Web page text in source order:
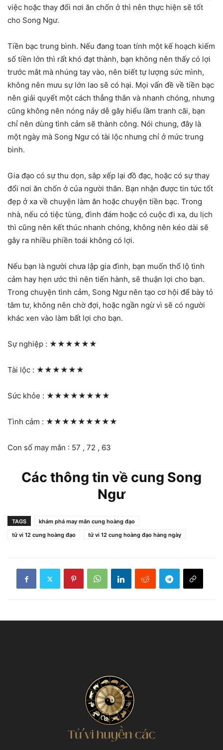
việc hoặc thay đổi nơi ăn chốn ở thì nên thực hiện sẽ tốt
cho Song Ngư.
Tiền bạc trung bình. Nếu đang toan tính một kế hoạch kiếm
số tiền lớn thì rất khó đạt thành, bạn không nên thấy có lợi
trước mắt mà nhúng tay vào, nên biết tự lượng sức mình,
không nên mưu sự lớn lao sẽ có hại. Mọi vấn đề về tiền bạc
nên giải quyết một cách thẳng thắn và nhanh chóng, nhưng
cũng không nên nóng nảy dễ gây hiểu lầm tranh cãi, bạn
chỉ nên dùng tình cảm sẽ thành công. Nói chung, đây là
một ngày mà Song Ngư có tài lộc nhưng chỉ ở mức trung
bình.
Gia đạo có sự thu dọn, sắp xếp lại đồ đạc, hoặc có sự thay
đổi nơi ăn chốn ở của người thân. Bạn nhận được tin tức tốt
đẹp ở xa về chuyện làm ăn hoặc chuyện tiền bạc. Trong
nhà, nếu có tiệc tùng, đình đám hoặc có cuộc đi xa, du lịch
thì cũng nên kết thúc nhanh chóng, không nên kéo dài sẽ
gây ra nhiều phiền toái không có lợi.
Nếu bạn là người chưa lập gia đình, bạn muốn thổ lộ tình
cảm hay hẹn ước thì nên tiến hành, sẽ thuận lợi cho bạn.
Trong chuyện tình cảm, Song Ngư nên tạo cơ hội để bày tỏ
tâm tư, không nên chờ đợi, hoặc ngần ngừ vì sẽ có người
khác xen vào làm bất lợi cho bạn.
Sự nghiệp : ★★★★★★
Tài lộc : ★★★★★★
Sức khỏe : ★★★★★★★★
Tình cảm : ★★★★★★★★★
Con số may mắn : 57 , 72 , 63
Các thông tin về cung Song
Ngư
TAGS
khám phá may mắn cung hoàng đạo
tử vi 12 cung hoàng đạo
tử vi 12 cung hoàng đạo hàng ngày